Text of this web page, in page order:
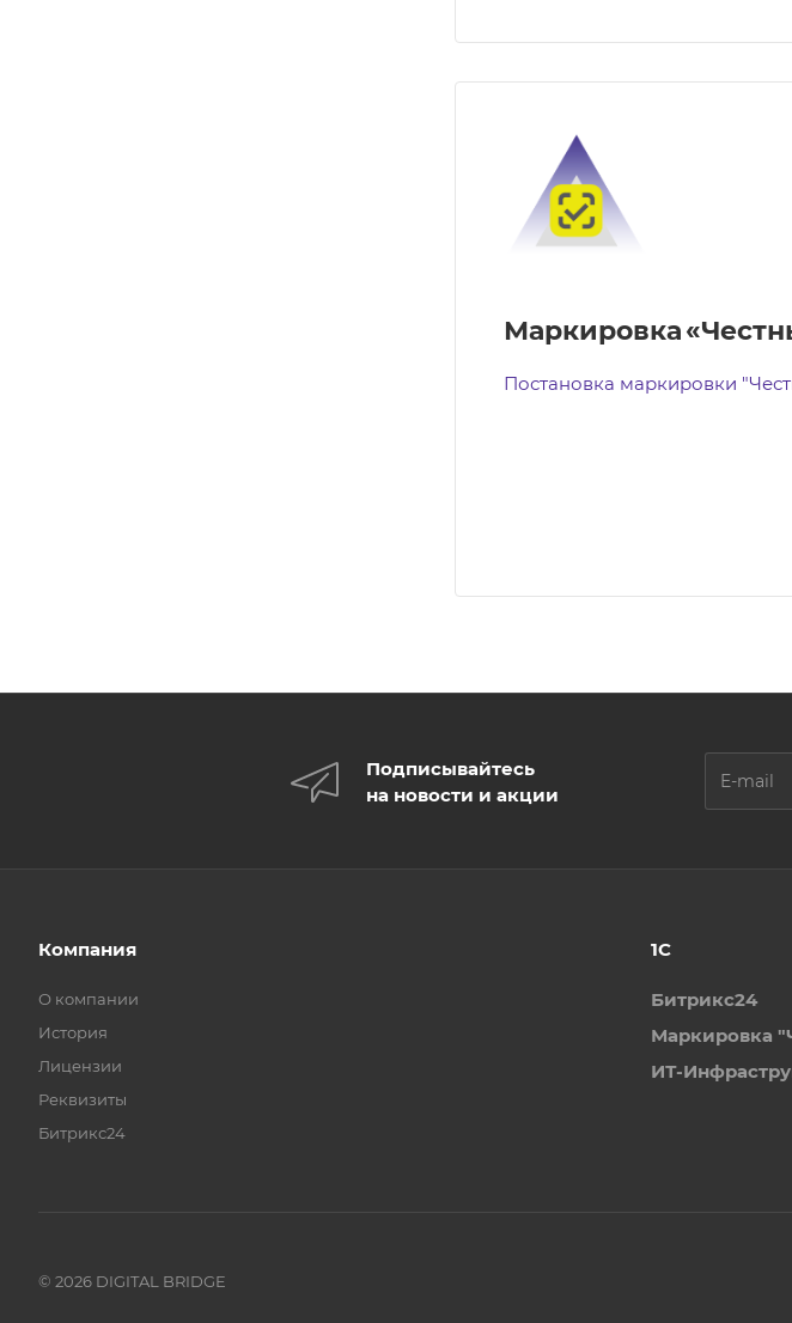
Маркировка
Постановка маркировки
Подписывайтесь
на новости и акции
Компания
О компании
История
Лицензии
Реквизиты
Битрикс24
1С
Битрикс24
Маркировка
ИТ-
© 2026 DIGITAL BRIDGE